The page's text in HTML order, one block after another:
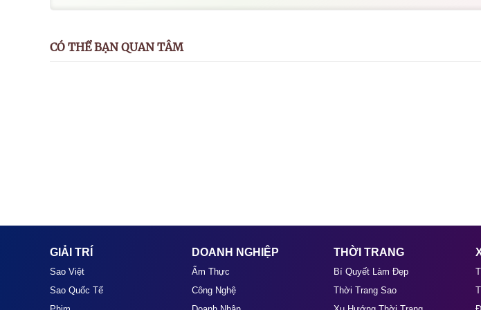
CÓ THỂ BẠN QUAN TÂM
GIẢI TRÍ
Sao Việt
Sao Quốc Tế
DOANH NGHIỆP
Ẩm Thực
Công Nghệ
THỜI TRANG
Bí Quyết Làm Đẹp
Thời Trang Sao